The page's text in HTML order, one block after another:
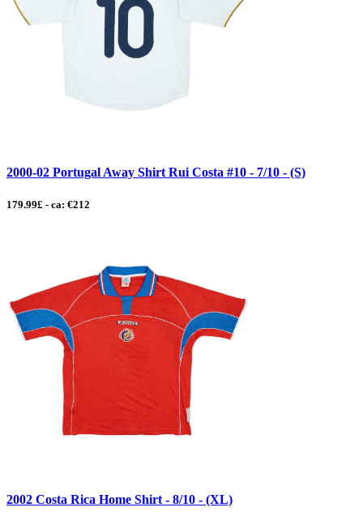
2000-02 Portugal Away Shirt Rui Costa #10 - 7/10 - (S)
179.99£ - ca: €212
2002 Costa Rica Home Shirt - 8/10 - (XL)